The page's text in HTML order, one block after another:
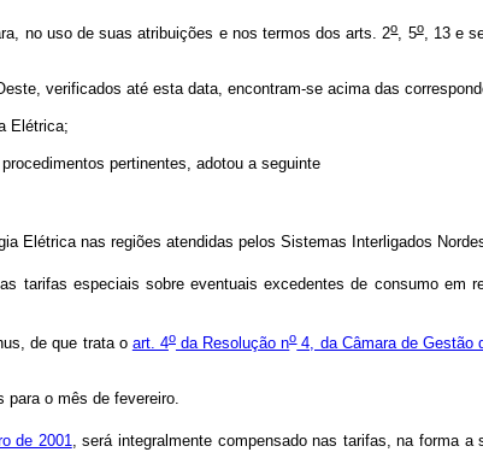
no uso de suas atribuições e nos termos dos arts. 2o, 5o, 13 e
verificados até esta data, encontram-se acima das
Elétrica;
pertinentes, adotou a seguinte
Elétrica nas regiões atendidas pelos Sistemas Interligados
tarifas especiais sobre eventuais excedentes de consumo em
de que trata o art. 4oda Resolução no4, da Câmara de Gestão
para o mês de fevereiro.
de 2001
, será integralmente compensado nas tarifas, na forma